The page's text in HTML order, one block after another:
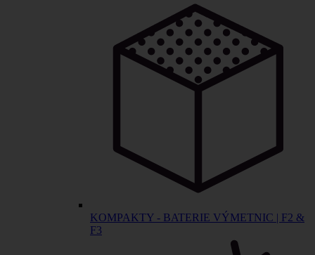
KOMPAKTY - BATERIE VÝMETNIC | F2 &
F3